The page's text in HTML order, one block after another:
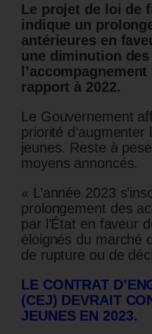
Le projet de loi de
indique un
antérieures en
une diminution
rapport à 2022.
Le Gouvernement
priorité d’augmenter
jeunes. Reste à
moyens annoncés.
« L’année 2023
prolongement des
par l’État en faveur
éloignés du marché
de rupture ou de
LE CONTRAT
(CEJ) DEVRAIT
JEUNES EN 2023.